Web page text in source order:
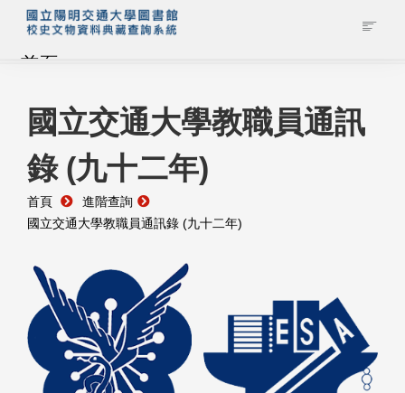
首頁
藏品查詢
校史館簡介
藏品清單全覽
資料調閱申請
管理者登入
國立交通大學教職員通訊
錄 (九十二年)
首頁
進階查詢
國立交通大學教職員通訊錄 (九十二年)